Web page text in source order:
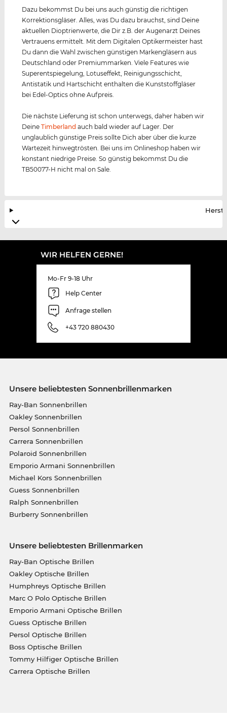
Dazu bekommst Du bei uns auch günstig die richtigen
Korrektionsgläser. Alles, was Du dazu brauchst, sind Deine
aktuellen Dioptrienwerte, die Dir z.B. der Augenarzt Deines
Vertrauens ermittelt. Mit dem Digitalen Optikermeister hast
Du dann die Wahl zwischen günstigen Markengläsern aus
Deutschland oder Premiummarken. Viele Features wie
Superentspiegelung, Lotuseffekt, Reinigungsschicht,
Antistatik und Hartschicht enthalten die Kunststoffgläser
bei Edel-Optics ohne Aufpreis.
Die nächste Lieferung ist schon unterwegs, daher haben wir
DeineTimberland auch bald wieder auf Lager. Der
unglaublich günstige Preis sollte Dich aber über die kurze
Wartezeit hinwegtrösten. Bei uns im Onlineshop haben wir
konstant niedrige Preise. So günstig bekommst Du die
TB50077-H nicht mal on Sale.
WIR HELFEN GERNE!
Mo-Fr 9-18 Uhr
Help Center
Anfrage stellen
+43 720 880430
Unsere beliebtesten Sonnenbrillenmarken
Ray-Ban Sonnenbrillen
Oakley Sonnenbrillen
Persol Sonnenbrillen
Carrera Sonnenbrillen
Polaroid Sonnenbrillen
Emporio Armani Sonnenbrillen
Michael Kors Sonnenbrillen
Guess Sonnenbrillen
Ralph Sonnenbrillen
Burberry Sonnenbrillen
Unsere beliebtesten Brillenmarken
Ray-Ban Optische Brillen
Oakley Optische Brillen
Humphreys Optische Brillen
Marc O Polo Optische Brillen
Emporio Armani Optische Brillen
Guess Optische Brillen
Persol Optische Brillen
Boss Optische Brillen
Tommy Hilfiger Optische Brillen
Carrera Optische Brillen